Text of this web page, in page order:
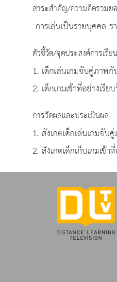
สาระสำคัญ/ความคิดรวมย
การเล่นเป็นรายบุคคล
ตัวชี้วัด/จุดประสงค์การเรีย
1. เด็กเล่นเกมจับคู่ภาพกั
2. เด็กเกมเข้าที่อย่างเรี
การวัดผลและประเมินผล
1. สังเกตเด็กเล่นเกมจับ
2. สังเกตเด็กเก็บเกมเข้